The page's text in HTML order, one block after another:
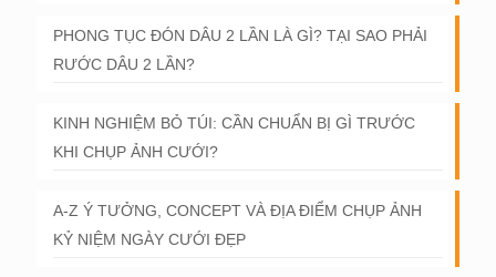
PHONG TỤC ĐÓN DÂU 2 LẦN LÀ GÌ? TẠI SAO PHẢI
RƯỚC DÂU 2 LẦN?
KINH NGHIỆM BỎ TÚI: CẦN CHUẨN BỊ GÌ TRƯỚC
KHI CHỤP ẢNH CƯỚI?
A-Z Ý TƯỞNG, CONCEPT VÀ ĐỊA ĐIỂM CHỤP ẢNH
KỶ NIỆM NGÀY CƯỚI ĐẸP